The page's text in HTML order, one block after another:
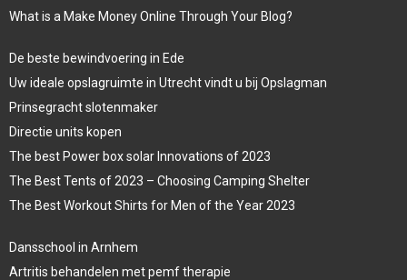
What is a Make Money Online Through Your Blog?
De beste bewindvoering in Ede
Uw ideale opslagruimte in Utrecht vindt u bij Opslagman
Prinsegracht slotenmaker
Directie units kopen
The best Power box solar Innovations of 2023
The Best Tents of 2023 – Choosing Camping Shelter
The Best Workout Shirts for Men of the Year 2023
Dansschool in Arnhem
Artritis behandelen met pemf therapie